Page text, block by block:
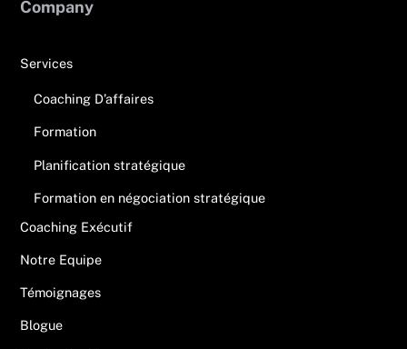
Company
Services
Coaching D’affaires
Formation
Planification stratégique
Formation en négociation stratégique
Coaching Exécutif
Notre Equipe
Témoignages
Blogue